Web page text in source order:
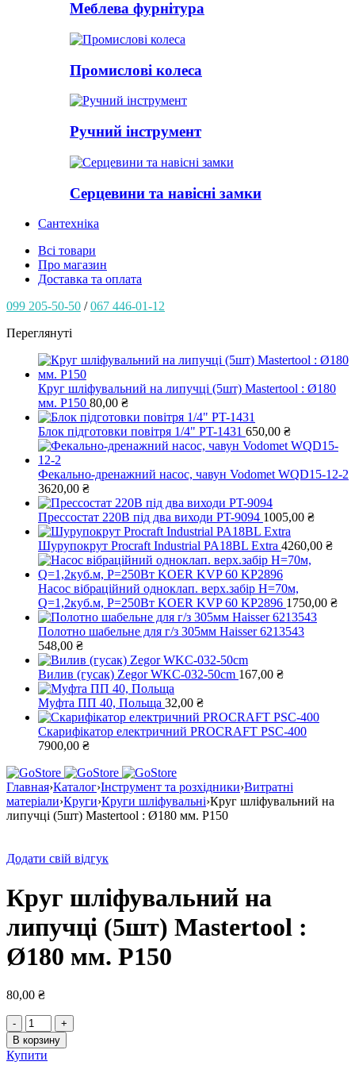
Меблева фурнітура
Промислові колеса
Ручний інструмент
Серцевини та навісні замки
Сантехніка
Всі товари
Про магазин
Доставка та оплата
099 205-50-50 /067 446-01-12
Переглянуті
Круг шліфувальний на липучці (5шт) Mastertool : Ø180
мм. Р150 80,00 ₴
Блок підготовки повітря 1/4" PT-1431 650,00 ₴
Фекально-дренажний насос, чавун Vodomet WQD15-12-2
3620,00 ₴
Прессостат 220В під два виходи PT-9094 1005,00 ₴
Шурупокрут Procraft Industrial PA18BL Extra 4260,00 ₴
Насос вібраційний одноклап. верх.забір Н=70м,
Q=1,2куб.м, Р=250Вт KOER KVP 60 KP2896 1750,00 ₴
Полотно шабельне для г/з 305мм Haisser 6213543
548,00 ₴
Вилив (гусак) Zegor WKC-032-50cm 167,00 ₴
Муфта ПП 40, Польща 32,00 ₴
Скарифікатор електричний PROCRAFT PSC-400
7900,00 ₴
Главная›Каталог›Інструмент та розхідники›Витратні
матеріали›Круги›Круги шліфувальні›Круг шліфувальний на
липучці (5шт) Mastertool : Ø180 мм. Р150
Додати свій відгук
Круг шліфувальний на
липучці (5шт) Mastertool :
Ø180 мм. Р150
80,00 ₴
Количество
товара
Круг
шліфувальний
В корзину
Купити